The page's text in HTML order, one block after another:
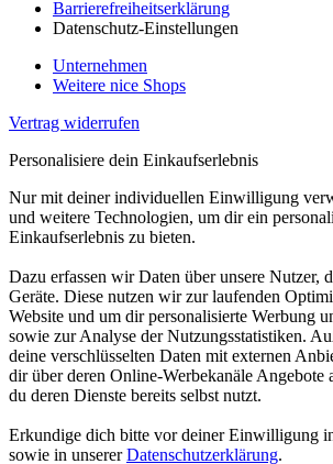
Barrierefreiheitserklärung
Datenschutz-Einstellungen
Unternehmen
Weitere nice Shops
Vertrag widerrufen
Personalisiere dein Einkaufserlebnis
Nur mit deiner individuellen Einwilligung
und weitere Technologien, um dir ein
Einkaufserlebnis zu bieten.
Dazu erfassen wir Daten über unsere Nutzer,
Geräte. Diese nutzen wir zur laufenden
Website und um dir personalisierte Werbung
sowie zur Analyse der Nutzungsstatistiken.
deine verschlüsselten Daten mit externen
dir über deren Online-Werbekanäle Angebote
du deren Dienste bereits selbst nutzt.
Erkundige dich bitte vor deiner Einwilligung
sowie in unsererDatenschutzerklärung.